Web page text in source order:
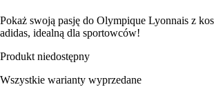
Pokaż swoją pasję do Olympique Lyonnais z
adidas, idealną dla sportowców!
Produkt niedostępny
Wszystkie warianty wyprzedane